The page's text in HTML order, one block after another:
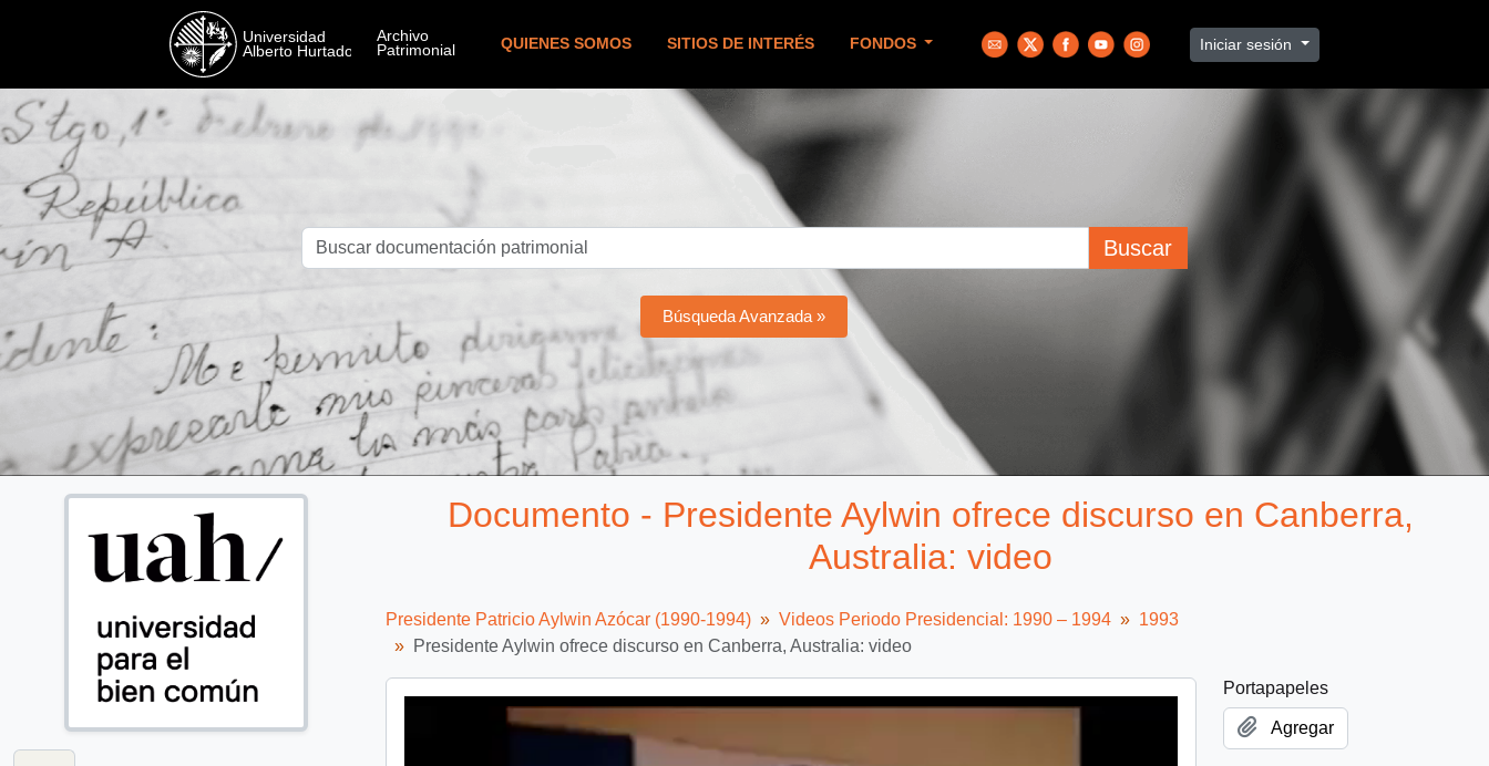
QUIENES SOMOS SITIOS DE INTERÉS FONDOS Iniciar sesión
Buscar
Búsqueda Avanzada »
Documento - Presidente Aylwin ofrece discurso en Canberra,
Australia: video
Presidente Patricio Aylwin Azócar (1990-1994) Videos Periodo Presidencial: 1990 – 1994
1993
Presidente Aylwin ofrece discurso en Canberra, Australia: video
Video
Portapapeles
Agregar